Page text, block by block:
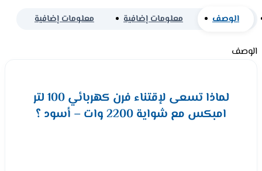
الوصف معلومات إضافية معلومات إضافية
الوصف
لماذا تسعى لإقتناء فرن كهربائي 100 لتر
امبكس مع شواية 2200 وات – أسود ؟